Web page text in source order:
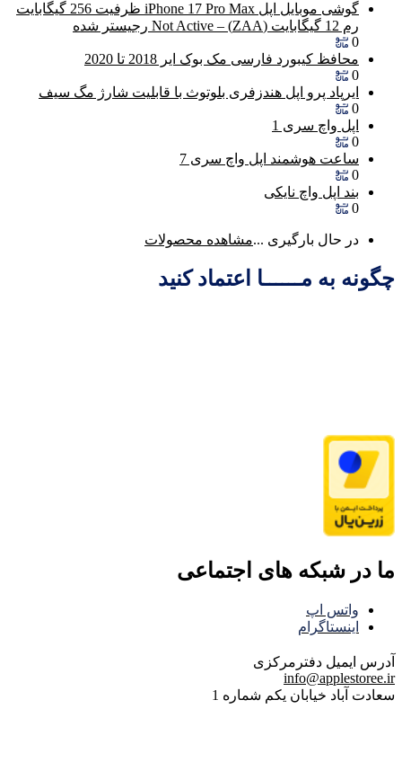
گوشی موبایل اپل iPhone 17 Pro Max ظرفیت 256 گیگابایت
رم 12 گیگابایت (ZAA) – Not Active رجیستر شده
0
محافظ کیبورد فارسی مک بوک ایر 2018 تا 2020
0
ایرپاد پرو اپل هندزفری بلوتوث با قابلیت شارژ مگ سیف
0
اپل واچ سری 1
0
ساعت هوشمند اپل واچ سری 7
0
بند اپل واچ نایکی
0
در حال بارگیری ...مشاهده محصولات
چگونه به مــــــا اعتماد کنید
ما در شبکه های اجتماعی
واتس اپ
اینستاگرام
آدرس ایمیل دفترمرکزی
info@applestoree.ir
سعادت آباد خیابان یکم شماره 1